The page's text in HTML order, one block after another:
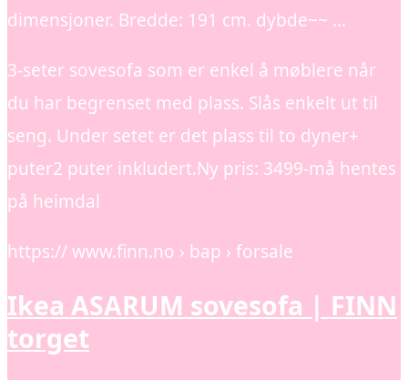
dimensjoner. Bredde: 191 cm. dybde~~ …
3-seter sovesofa som er enkel å møblere når
du har begrenset med plass. Slås enkelt ut til
seng. Under setet er det plass til to dyner+
puter2 puter inkludert.Ny pris: 3499-må hentes
på heimdal
https:// www.finn.no › bap › forsale
Ikea ASARUM sovesofa | FINN
torget